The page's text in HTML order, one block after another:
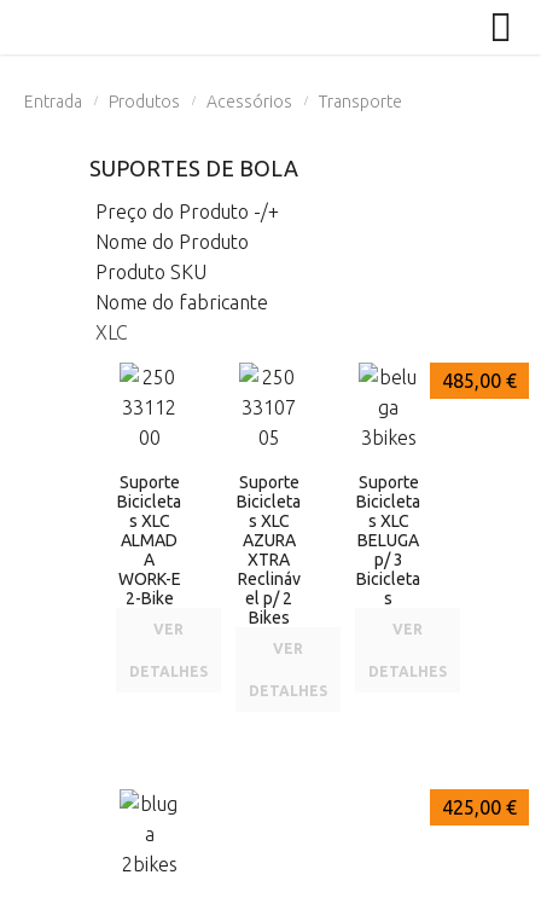
Entrada / Produtos / Acessórios / Transporte
SUPORTES DE BOLA
Preço do Produto -/+
Nome do Produto
Produto SKU
Nome do fabricante
XLC
790,00 €
Suporte
Bicicleta
s XLC
ALMAD
A
WORK-E
2-Bike
VER
DETALHES
600,00 €
Suporte
Bicicleta
s XLC
AZURA
XTRA
Reclináv
el p/ 2
Bikes
VER
DETALHES
485,00 €
Suporte
Bicicleta
s XLC
BELUGA
p/ 3
Bicicleta
s
VER
DETALHES
425,00 €